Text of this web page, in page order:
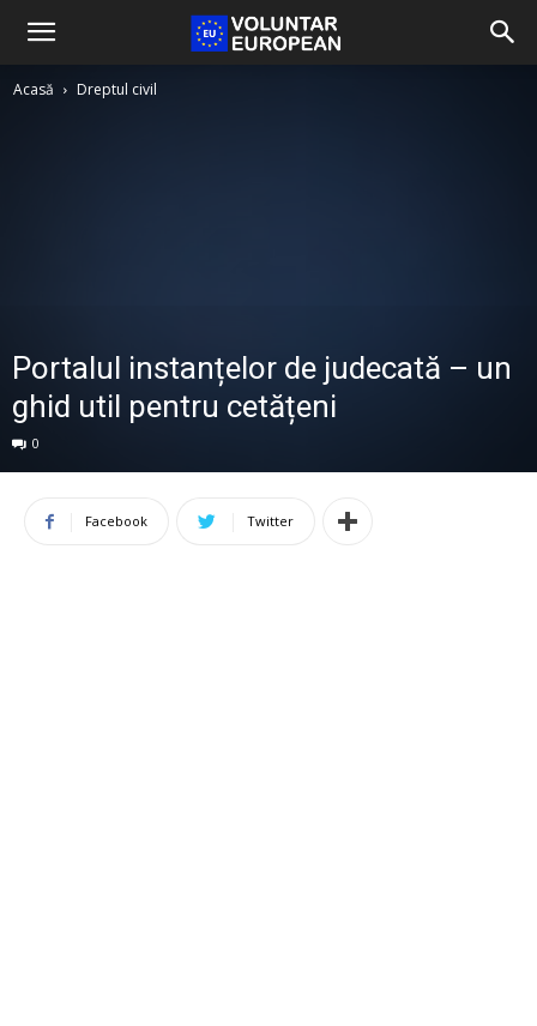
Acasă Dreptul civil
Portalul instanțelor de judecată – un
ghid util pentru cetățeni
0
Facebook Twitter